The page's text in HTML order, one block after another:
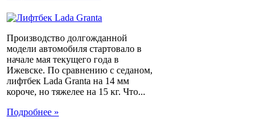
Производство долгожданной
модели автомобиля стартовало в
начале мая текущего года в
Ижевске. По сравнению с седаном,
лифтбек Lada Granta на 14 мм
короче, но тяжелее на 15 кг. Что...
Подробнее »